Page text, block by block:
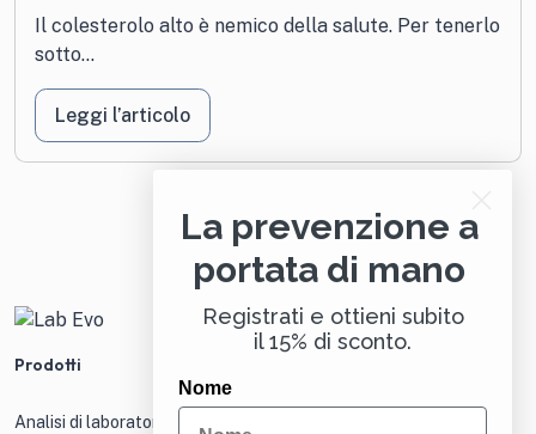
Il colesterolo alto è nemico della salute. Per tenerlo
sotto...
Leggi l’articolo
Prodotti
Analisi di laboratorio
La prevenzione a
portata di mano
Registrati e ottieni subito
il 15% di sconto.
Nome